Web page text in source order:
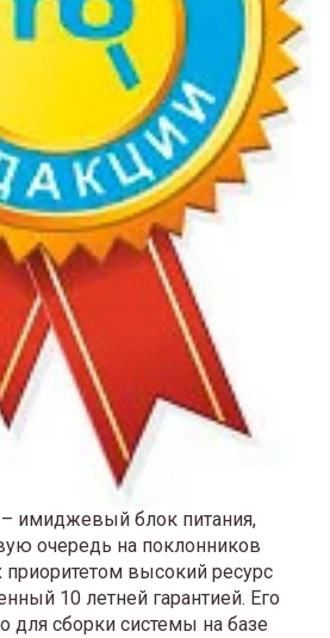
– имиджевый блок питания,
очередь на поклонников
приоритетом высокий ресурс
10 летней гарантией. Его
для сборки системы на базе